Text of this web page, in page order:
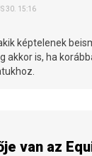
30. 15:16
képtelenek
akkor is, ha
van az